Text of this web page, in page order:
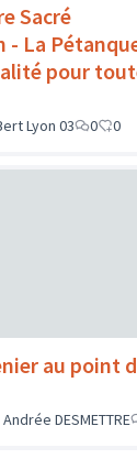
Sacré
- La
pour
Lyon 03 0 0
au point
DESMETTRE